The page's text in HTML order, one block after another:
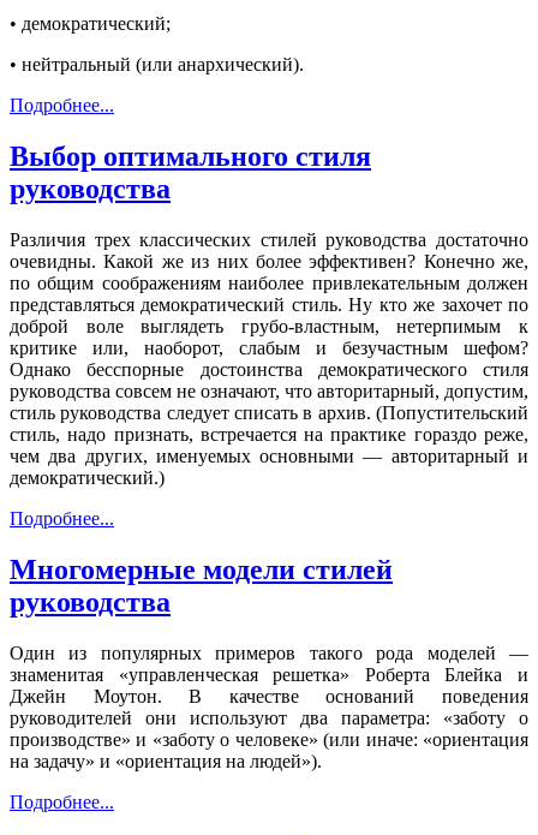
• демократический;
• нейтральный (или анархический).
Подробнее...
Выбор оптимального стиля
руководства
Различия трех классических стилей руководства достаточно
очевидны. Какой же из них более эффективен? Конечно же,
по общим соображениям наиболее привлекательным должен
представляться демократический стиль. Ну кто же захочет по
доброй воле выглядеть грубо-властным, нетерпимым к
критике или, наоборот, слабым и безучастным шефом?
Однако бесспорные достоинства демократического стиля
руководства совсем не означают, что авторитарный, допустим,
стиль руководства следует списать в архив. (Попустительский
стиль, надо признать, встречается на практике гораздо реже,
чем два других, именуемых основными — авторитарный и
демократический.)
Подробнее...
Многомерные модели стилей
руководства
Один из популярных примеров такого рода моделей —
знаменитая «управленческая решетка» Роберта Блейка и
Джейн Моутон. В качестве оснований поведения
руководителей они используют два параметра: «заботу о
производстве» и «заботу о человеке» (или иначе: «ориентация
на задачу» и «ориентация на людей»).
Подробнее...